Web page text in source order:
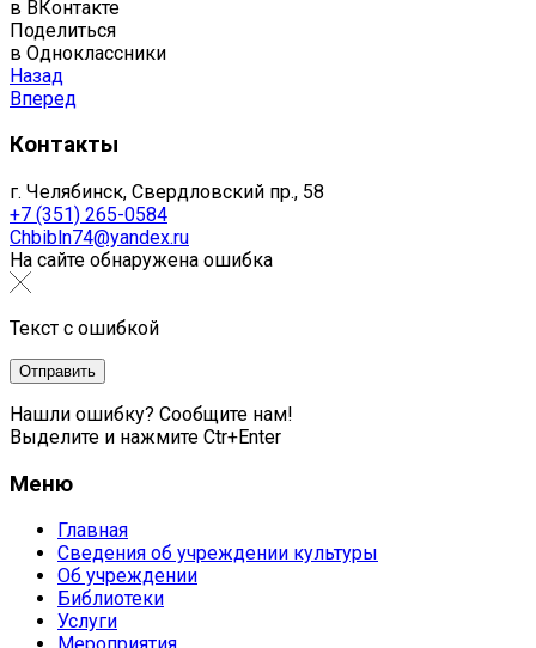
в ВКонтакте
Поделиться
в Одноклассники
Назад
Вперед
Контакты
г. Челябинск, Свердловский пр., 58
+7 (351) 265-0584
Chbibln74@yandex.ru
На сайте обнаружена ошибка
Текст с ошибкой
Нашли ошибку? Сообщите нам!
Выделите и нажмите Ctr+Enter
Меню
Главная
Сведения об учреждении культуры
Об учреждении
Библиотеки
Услуги